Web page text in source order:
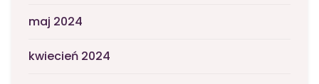
maj 2024
kwiecień 2024